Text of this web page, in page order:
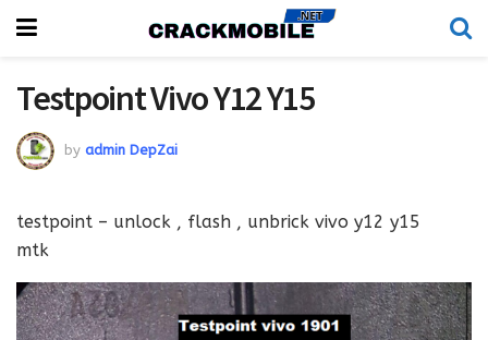
Testpoint Vivo Y12 Y15
by admin DepZai
testpoint – unlock , flash , unbrick vivo y12 y15
mtk